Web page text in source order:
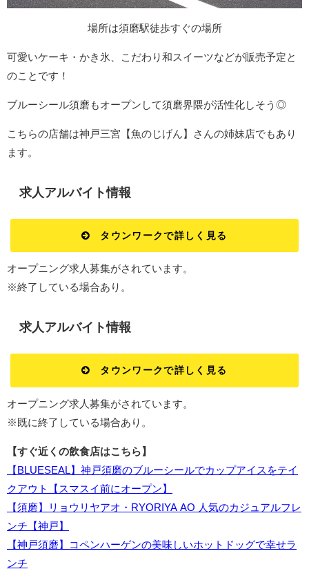
場所は須磨駅徒歩すぐの場所
可愛いケーキ・かき氷、こだわり和スイーツなどが販売予定と
のことです！
ブルーシール須磨もオープンして須磨界隈が活性化しそう◎
こちらの店舗は神戸三宮【魚のじげん】さんの姉妹店でもあり
ます。
求人アルバイト情報
タウンワークで詳しく見る
オープニング求人募集がされています。
※終了している場合あり。
求人アルバイト情報
タウンワークで詳しく見る
オープニング求人募集がされています。
※既に終了している場合あり。
【すぐ近くの飲食店はこちら】
【BLUESEAL】神戸須磨のブルーシールでカップアイスをテイ
クアウト【スマスイ前にオープン】
【須磨】リョウリヤアオ・RYORIYA AO 人気のカジュアルフレ
ンチ【神戸】
【神戸須磨】コペンハーゲンの美味しいホットドッグで幸せラ
ンチ